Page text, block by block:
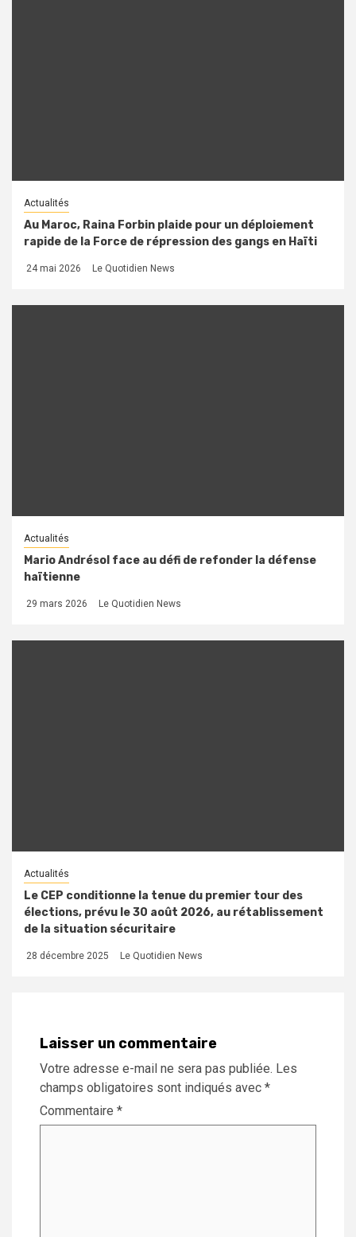
Actualités
Au Maroc, Raina Forbin plaide pour un déploiement
rapide de la Force de répression des gangs en Haïti
24 mai 2026 Le Quotidien News
Actualités
Mario Andrésol face au défi de refonder la défense
haïtienne
29 mars 2026 Le Quotidien News
Actualités
Le CEP conditionne la tenue du premier tour des
élections, prévu le 30 août 2026, au rétablissement
de la situation sécuritaire
28 décembre 2025 Le Quotidien News
Laisser un commentaire
Votre adresse e-mail ne sera pas publiée. Les
champs obligatoires sont indiqués avec *
Commentaire *